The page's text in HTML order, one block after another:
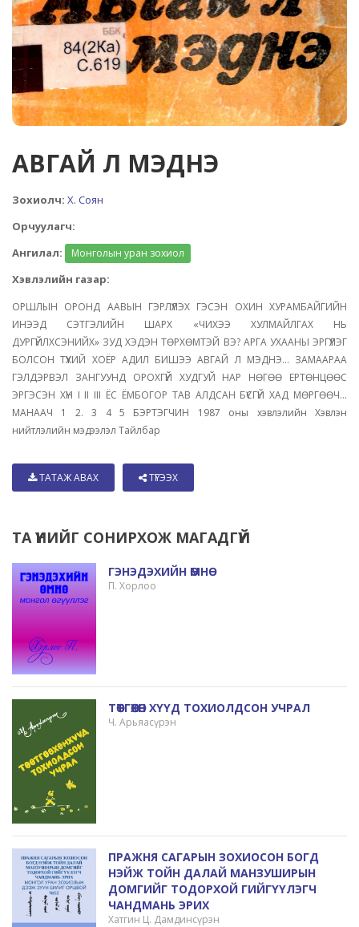
АВГАЙ Л МЭДНЭ
Зохиолч: Х. Соян
Орчуулагч:
Ангилал:
Монголын уран зохиол
Хэвлэлийн газар:
ОРШЛЫН ОРОНД ААВЫН ГЭРЛҮҮЛЭХ ГЭСЭН ОХИН ХУРАМБАЙГИЙН
ИНЭЭД СЭТГЭЛИЙН ШАРХ «ЧИХЭЭ ХУЛМАЙЛГАХ НЬ
ДУРГҮЙЛХСЭНИЙХ» ЗУД ХЭДЭН ТӨРХӨМТЭЙ ВЭ? АРГА УХААНЫ ЭРГҮҮЛЭГ
БОЛСОН ТҮҮХИЙ ХОЁР АДИЛ БИШЭЭ АВГАЙ Л МЭДНЭ... ЗАМААРАА
ГЭЛДЭРВЭЛ ЗАНГУУНД ОРОХГҮЙ ХУДГУЙ НАР НӨГӨӨ ЕРТӨНЦӨӨС
ЭРГЭСЭН ХҮН I II III ЁС ЁМБОГОР ТАВ АЛДСАН БҮСГҮЙ ХАД МӨРГӨӨЧ...
МАНААЧ 1 2. 3 4 5 БЭРТЭГЧИН 1987 оны хэвлэлийн Хэвлэн
нийтлэлийн мэдээлэл Тайлбар
ТАТАЖ АВАХ ТҮГЭЭХ
ТА ҮҮНИЙГ СОНИРХОЖ МАГАДГҮЙ
ГЭНЭДЭХИЙН ӨМНӨ
П. Хорлоо
ТӨӨТГӨӨХӨН ХҮҮД ТОХИОЛДСОН УЧРАЛ
Ч. Арьяасүрэн
ПРАЖНЯ САГАРЫН ЗОХИОСОН БОГД
НЭЙЖ ТОЙН ДАЛАЙ МАНЗУШИРЫН
ДОМГИЙГ ТОДОРХОЙ ГИЙГҮҮЛЭГЧ
ЧАНДМАНЬ ЭРИХ
Хатгин Ц. Дамдинсүрэн